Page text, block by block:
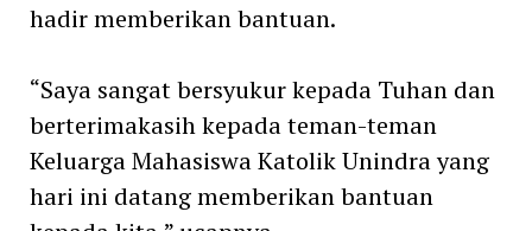
hadir memberikan bantuan.
“Saya sangat bersyukur kepada Tuhan dan
berterimakasih kepada teman-teman
Keluarga Mahasiswa Katolik Unindra yang
hari ini datang memberikan bantuan